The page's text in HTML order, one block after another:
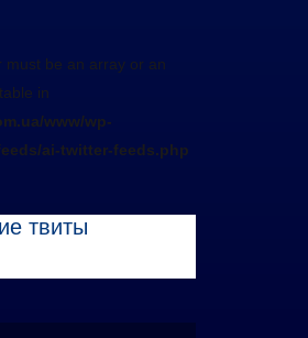
must be an array or an
in
www/wp-
ai-twitter-feeds.php
твиты